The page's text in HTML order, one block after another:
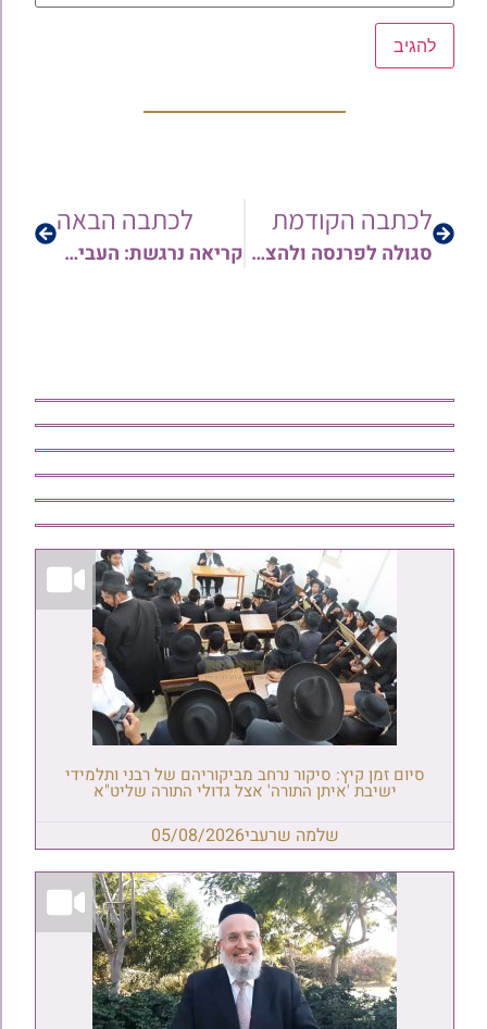
לכתבה הקודמת
סגולה לפרנסה ולהצלחה: שוהם שמחי וחברים מגישים את "ויהי ה' את יוסף" בעיבוד חדשני בליווי קליפ
לכתבה הבאה
קריאה נרגשת: העבירו כעת את שמות יקיריכם לתפילה ההיסטורית של רבני עדת תימן בקברי הצדיקים בערב ר"ה!
סיום זמן קיץ: סיקור נרחב מביקוריהם של רבני ותלמידי
ישיבת 'איתן התורה' אצל גדולי התורה שליט"א
שלמה שרעבי05/08/2026